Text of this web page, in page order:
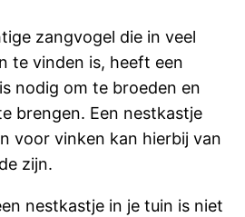
zangvogel die in veel
te vinden is, heeft een
nodig om te broeden en
brengen. Een nestkastje
voor vinken kan hierbij van
zijn.
nestkastje in je tuin is niet